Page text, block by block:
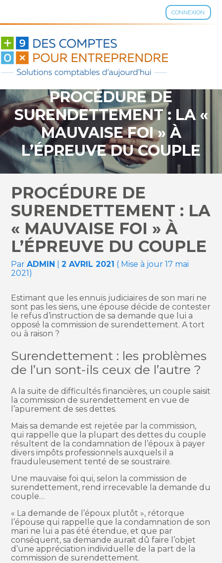
CONNEXION
Aller
contenu
PROCÉDURE DE
SURENDETTEMENT : LA «
MAUVAISE FOI » À
L’ÉPREUVE DU COUPLE
PROCÉDURE DE
SURENDETTEMENT : LA
« MAUVAISE FOI » À
L’ÉPREUVE DU COUPLE
ParADMIN |2 AVRIL 2021 ( Mise à jour 17 mai
2021)
Estimant que les ennuis judiciaires de son mari ne
sont pas les siens, une épouse décide de contester
le refus d’instruction de sa demande que lui a
opposé la commission de surendettement. A tort
ou à raison ?
Surendettement : les problèmes
de l’un sont-ils ceux de l’autre ?
A la suite de difficultés financières, un couple saisit
la commission de surendettement en vue de
l’apurement de ses dettes.
Mais sa demande est rejetée par la commission,
qui rappelle que la plupart des dettes du couple
résultent de la condamnation de l’époux à payer
divers impôts professionnels auxquels il a
frauduleusement tenté de se soustraire.
Une mauvaise foi qui, selon la commission de
surendettement, rend irrecevable la demande du
couple…
« La demande de l’époux plutôt », rétorque
l’épouse qui rappelle que la condamnation de son
mari ne lui a pas été étendue, et que par
conséquent, sa demande aurait dû faire l’objet
d’une appréciation individuelle de la part de la
commission de surendettement.